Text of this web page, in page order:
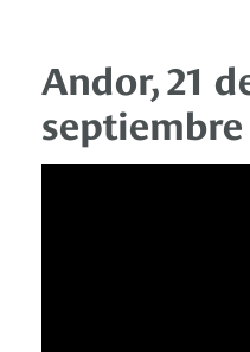
Andor, 21
septiembre